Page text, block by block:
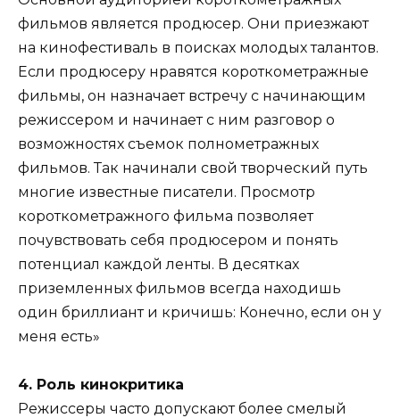
фильмов является продюсер. Они приезжают
на кинофестиваль в поисках молодых талантов.
Если продюсеру нравятся короткометражные
фильмы, он назначает встречу с начинающим
режиссером и начинает с ним разговор о
возможностях съемок полнометражных
фильмов. Так начинали свой творческий путь
многие известные писатели. Просмотр
короткометражного фильма позволяет
почувствовать себя продюсером и понять
потенциал каждой ленты. В десятках
приземленных фильмов всегда находишь
один бриллиант и кричишь: Конечно, если он у
меня есть»
4. Роль кинокритика
Режиссеры часто допускают более смелый